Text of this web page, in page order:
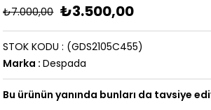
₺7.000,00 ₺3.500,00
(GDS2105C455)
STOK KODU
Marka : Despada
Bu ürünün yanında bunları da tavsiye